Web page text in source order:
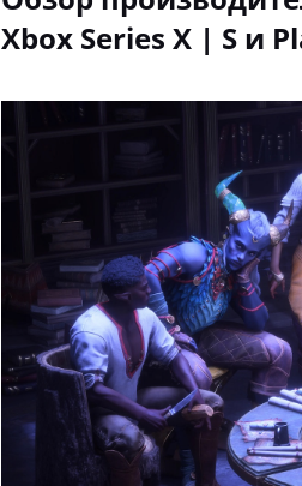
Xbox Series X | S и